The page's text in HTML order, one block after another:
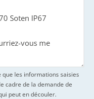
les informations saisies
cadre de la demande de
peut en découler.